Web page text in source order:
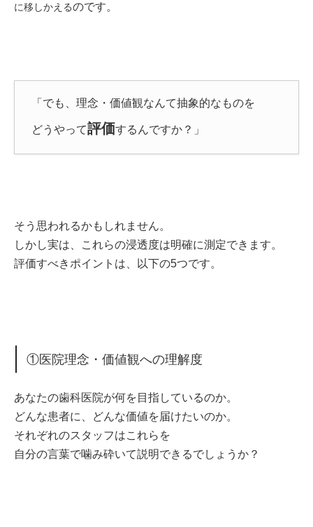
に移しかえるのです。
「でも、理念・価値観なんて抽象的なものを
どうやって評価するんですか？」
そう思われるかもしれません。
しかし実は、これらの浸透度は明確に測定できます。
評価すべきポイントは、以下の5つです。
①医院理念・価値観への理解度
あなたの歯科医院が何を目指しているのか。
どんな患者に、どんな価値を届けたいのか。
それぞれのスタッフはこれらを
自分の言葉で噛み砕いて説明できるでしょうか？